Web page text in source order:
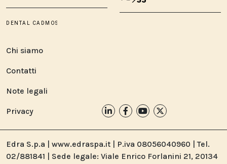
Chi siamo
Contatti
Note legali
Privacy
Edra S.p.a | www.edraspa.it | P.iva 08056040960 | Tel.
02/881841 | Sede legale: Viale Enrico Forlanini 21, 20134